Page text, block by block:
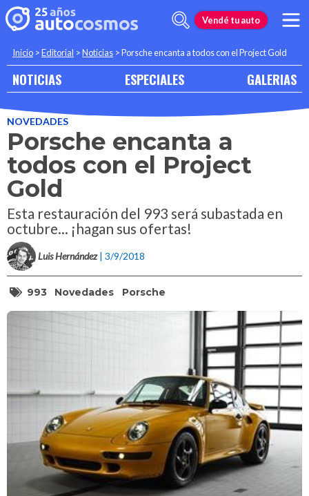
Vendé tu auto
Inicio >Editorial >Noticias >Porsche encanta a todos con el Project Gold
NOTICIAS ESPECIALES GALERIAS
NOVEDADES
Porsche encanta a
todos con el Project
Gold
Esta restauración del 993 será subastada en
octubre... ¡hagan sus ofertas!
Luis Hernández | 3/9/2018
993 Novedades Porsche